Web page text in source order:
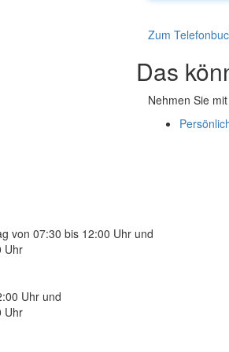
Zum
Das
Nehmen Sie
von 07:30 bis 12:00 Uhr und
Uhr
Uhr und
Uhr